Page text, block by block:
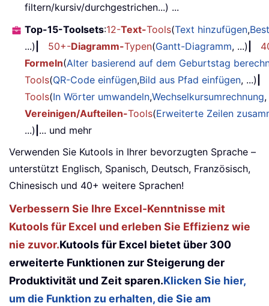
filtern/kursiv/durchgestrichen...) ...
Top-15-Toolsets:12-Text-Tools(Text hinzufügen,
...)
50+-Diagramm-Typen(Gantt-Diagramm, ...)
Formeln(Alter basierend auf dem Geburtstag
Tools(QR-Code einfügen,Bild aus Pfad einfügen, ...)
Tools(In Wörter umwandeln,Wechselkursumrechnung
Vereinigen/Aufteilen-Tools(Erweiterte Zeilen
...) ... und mehr
Verwenden Sie Kutools in Ihrer bevorzugten Sprache –
unterstützt Englisch, Spanisch, Deutsch, Französisch,
Chinesisch und 40+ weitere Sprachen!
Verbessern Sie Ihre Excel-Kenntnisse mit
Kutools für Excel und erleben Sie Effizienz wie
nie zuvor.Kutools für Excel bietet über 300
erweiterte Funktionen zur Steigerung der
Produktivität und Zeit sparen.Klicken Sie hier,
um die Funktion zu erhalten, die Sie am